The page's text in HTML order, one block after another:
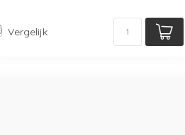
Vergelijk